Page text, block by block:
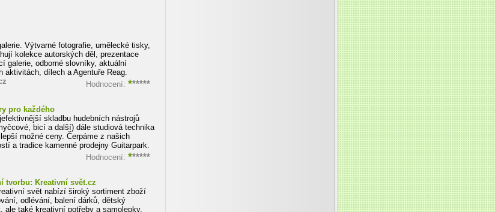
Výtvarné fotografie, umělecké tisky,
kolekce autorských děl, prezentace
galerie, odborné slovníky, aktuální
aktivitách, dílech a Agentuře Reag.
Hodnocení: ******
pro každého
skladbu hudebních nástrojů
bicí a další) dále studiová technika
možné ceny. Čerpáme z našich
a tradice kamenné prodejny Guitarpark.
Hodnocení: ******
tvorbu: Kreativní svět.cz
svět nabízí široký sortiment zboží
odlévání, balení dárků, dětský
ale také kreativní potřeby a samolepky.